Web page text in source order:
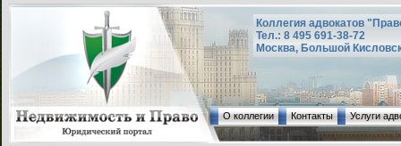
Коллегия адвокатов
Тел.: 8 495 691-38-72
Москва, Большой
О коллегии Контакты Услуги